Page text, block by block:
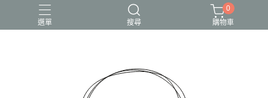
選單 搜尋
0
購物車